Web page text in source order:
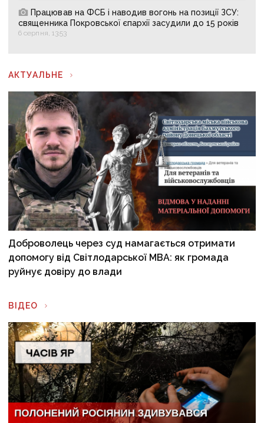
Працював на ФСБ і наводив вогонь на позиції ЗСУ:
священника Покровської єпархії засудили до 15 років
6 серпня, 13:53
АКТУАЛЬНЕ
Доброволець через суд намагається отримати
допомогу від Світлодарської МВА: як громада
руйнує довіру до влади
ВІДЕО